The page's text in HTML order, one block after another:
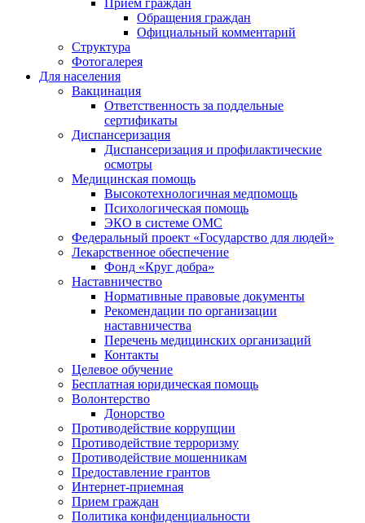
Обращения граждан
Официальный комментарий
Структура
Фотогалерея
Для населения
Вакцинация
Ответственность за поддельные
сертификаты
Диспансеризация
Диспансеризация и профилактические
осмотры
Медицинская помощь
Высокотехнологичная медпомощь
Психологическая помощь
ЭКО в системе ОМС
Федеральный проект «Государство для людей»
Лекарственное обеспечение
Фонд «Круг добра»
Наставничество
Нормативные правовые документы
Рекомендации по организации
наставничества
Перечень медицинских организаций
Контакты
Целевое обучение
Бесплатная юридическая помощь
Волонтерство
Донорство
Противодействие коррупции
Противодействие терроризму
Противодействие мошенникам
Предоставление грантов
Интернет-приемная
Прием граждан
Политика конфиденциальности